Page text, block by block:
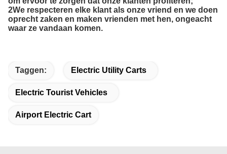
2We respecteren elke klant als onze vriend en we doen
oprecht zaken en maken vrienden met hen, ongeacht
waar ze vandaan komen.
Taggen: Electric Utility Carts
Electric Tourist Vehicles
Airport Electric Cart